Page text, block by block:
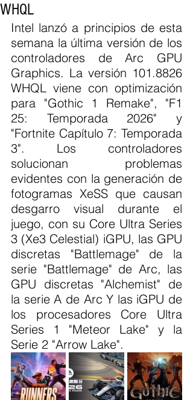
WHQL
Intel lanzó a principios de esta
semana la última versión de los
controladores de Arc GPU
Graphics. La versión 101.8826
WHQL viene con optimización
para "Gothic 1 Remake", "F1
25: Temporada 2026" y
"Fortnite Capítulo 7: Temporada
3". Los controladores
solucionan problemas
evidentes con la generación de
fotogramas XeSS que causan
desgarro visual durante el
juego, con su Core Ultra Series
3 (Xe3 Celestial) iGPU, las GPU
discretas "Battlemage" de la
serie "Battlemage" de Arc, las
GPU discretas "Alchemist" de
la serie A de Arc Y las iGPU de
los procesadores Core Ultra
Series 1 "Meteor Lake" y la
Serie 2 "Arrow Lake".